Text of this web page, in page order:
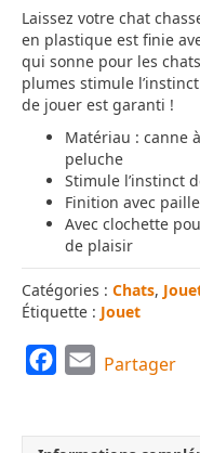
Laissez votre chat
en plastique est finie
qui sonne pour les
plumes stimule
de jouer est garanti !
Matériau : canne
peluche
Stimule l’instinct
Finition avec
Avec clochette
de plaisir
Catégories : Chats,
Étiquette : Jouet
Partager